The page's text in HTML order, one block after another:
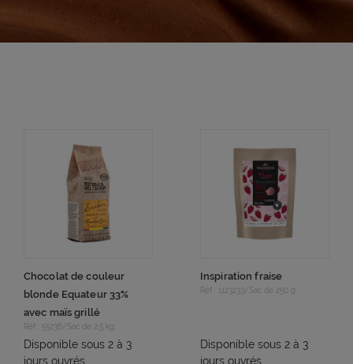
Chocolat de couleur
blonde Equateur 33%
avec maïs grillé
Réf : 55236/Sac de 2,5 kg
Disponible sous 2 à 3
jours ouvrés.
Inspiration fraise
Réf : 1123233/Sac de 250 g
Disponible sous 2 à 3
jours ouvrés.